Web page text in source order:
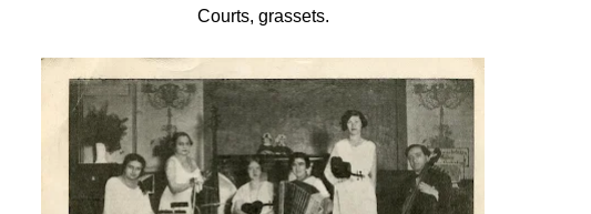
Courts, grassets.